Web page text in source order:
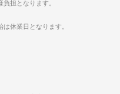
担となります。
休業日となります。